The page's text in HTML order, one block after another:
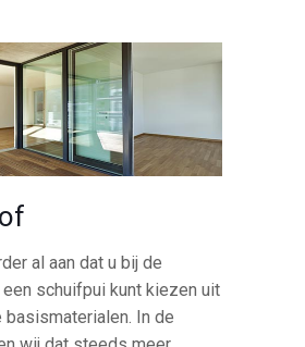
al aan dat u bij de
een schuifpui kunt kiezen uit
In de